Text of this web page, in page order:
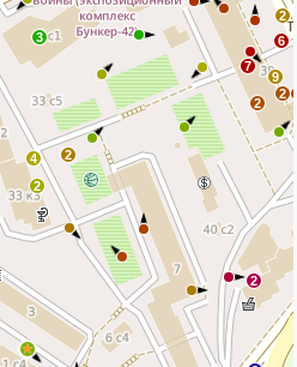
2
6
2
9
7
2
2
2
4
3
2